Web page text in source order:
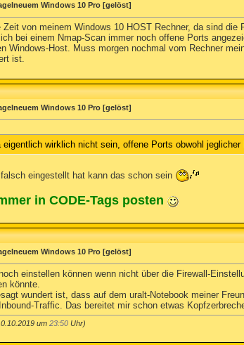
Windows 10 Pro [gelöst]
Zeit von meinem Windows 10 HOST Rechner, da sind
bei einem Nmap-Scan immer noch offene Ports
Windows-Host. Muss morgen nochmal vom Rechner
ist.
Windows 10 Pro [gelöst]
eigentlich wirklich nicht sein, offene Ports obwohl
eingestellt hat kann das schon sein
in CODE-Tags posten
Windows 10 Pro [gelöst]
einstellen können wenn nicht über die Firewall-
könnte.
wundert ist, dass auf dem uralt-Notebook meiner
Traffic. Das bereitet mir schon etwas
um 23:50 Uhr)